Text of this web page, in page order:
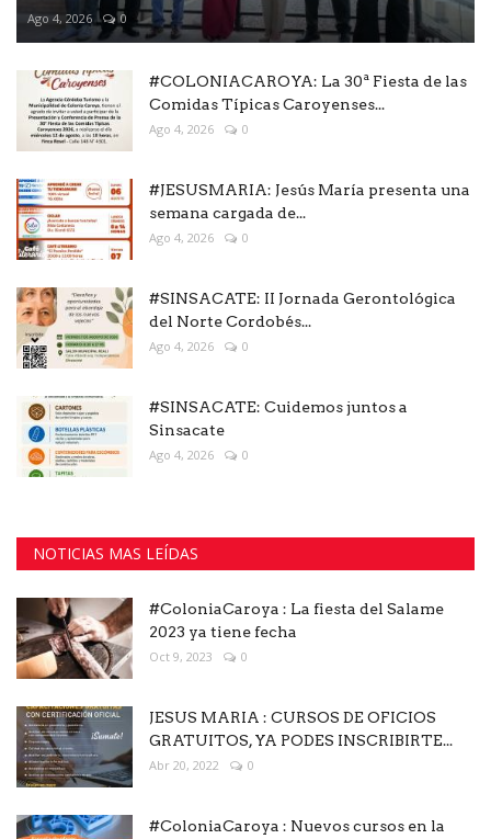
Ago 4, 2026 0
#COLONIACAROYA: La 30ª Fiesta de las
Comidas Típicas Caroyenses...
Ago 4, 2026 0
#JESUSMARIA: Jesús María presenta una
semana cargada de...
Ago 4, 2026 0
#SINSACATE: II Jornada Gerontológica
del Norte Cordobés...
Ago 4, 2026 0
#SINSACATE: Cuidemos juntos a
Sinsacate
Ago 4, 2026 0
NOTICIAS MAS LEÍDAS
#ColoniaCaroya : La fiesta del Salame
2023 ya tiene fecha
Oct 9, 2023 0
JESUS MARIA : CURSOS DE OFICIOS
GRATUITOS, YA PODES INSCRIBIRTE...
Abr 20, 2022 0
#ColoniaCaroya : Nuevos cursos en la